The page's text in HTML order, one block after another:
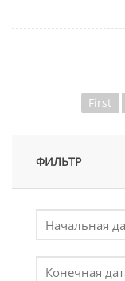
First
ФИЛЬТР